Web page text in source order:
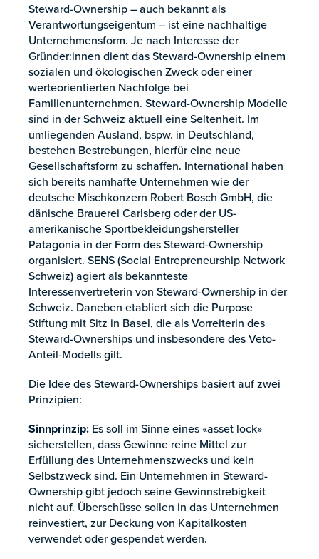
Steward-Ownership – auch bekannt als
Verantwortungseigentum – ist eine nachhaltige
Unternehmensform. Je nach Interesse der
Gründer:innen dient das Steward-Ownership einem
sozialen und ökologischen Zweck oder einer
werteorientierten Nachfolge bei
Familienunternehmen. Steward-Ownership Modelle
sind in der Schweiz aktuell eine Seltenheit. Im
umliegenden Ausland, bspw. in Deutschland,
bestehen Bestrebungen, hierfür eine neue
Gesellschaftsform zu schaffen. International haben
sich bereits namhafte Unternehmen wie der
deutsche Mischkonzern Robert Bosch GmbH, die
dänische Brauerei Carlsberg oder der US-
amerikanische Sportbekleidungshersteller
Patagonia in der Form des Steward-Ownership
organisiert. SENS (Social Entrepreneurship Network
Schweiz) agiert als bekannteste
Interessenvertreterin von Steward-Ownership in der
Schweiz. Daneben etabliert sich die Purpose
Stiftung mit Sitz in Basel, die als Vorreiterin des
Steward-Ownerships und insbesondere des Veto-
Anteil-Modells gilt.
Die Idee des Steward-Ownerships basiert auf zwei
Prinzipien:
Sinnprinzip: Es soll im Sinne eines «asset lock»
sicherstellen, dass Gewinne reine Mittel zur
Erfüllung des Unternehmenszwecks und kein
Selbstzweck sind. Ein Unternehmen in Steward-
Ownership gibt jedoch seine Gewinnstrebigkeit
nicht auf. Überschüsse sollen in das Unternehmen
reinvestiert, zur Deckung von Kapitalkosten
verwendet oder gespendet werden.